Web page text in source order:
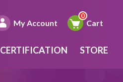
My Account Cart
CERTIFICATION STORE